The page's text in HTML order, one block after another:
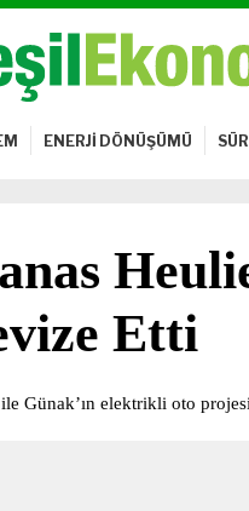
ENERJİ DÖNÜŞÜMÜ
Etti
Günak’ın elektrikli oto